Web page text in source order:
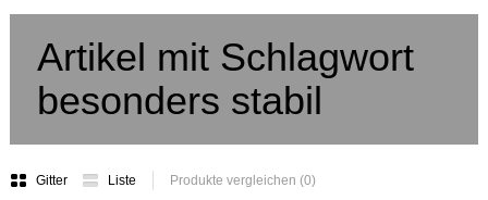
Artikel mit Schlagwort
besonders stabil
Gitter Liste Produkte vergleichen (0)